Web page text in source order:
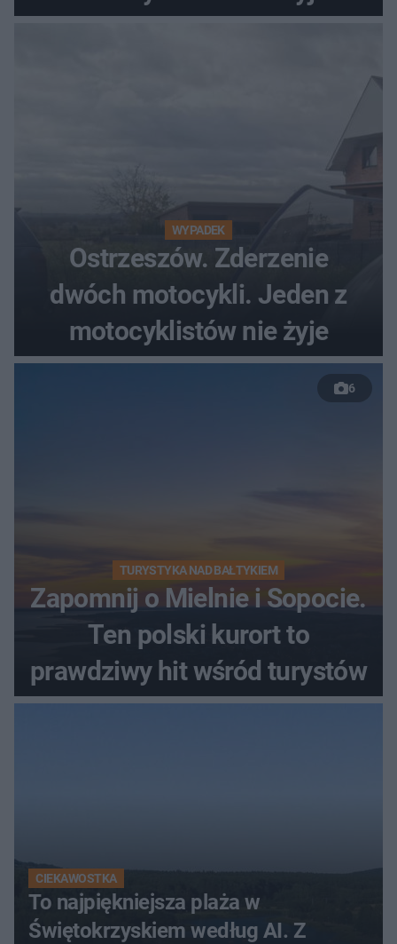
WYPADEK
Ostrzeszów. Zderzenie
dwóch motocykli. Jeden z
motocyklistów nie żyje
6
TURYSTYKA NAD BAŁTYKIEM
Zapomnij o Mielnie i Sopocie.
Ten polski kurort to
prawdziwy hit wśród turystów
CIEKAWOSTKA
To najpiękniejsza plaża w
Świętokrzyskiem według AI. Z